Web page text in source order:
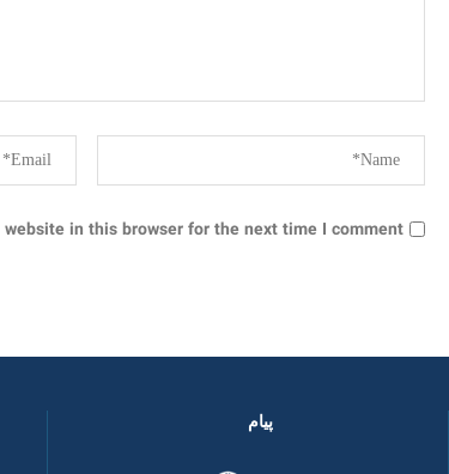
in this browser for the next time I comment.
پیام